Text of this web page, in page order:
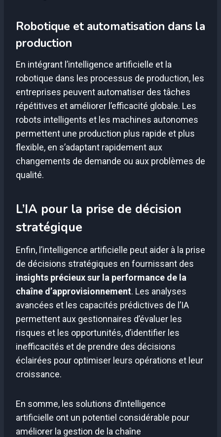
Robotique et automatisation dans la
production
En intégrant l’intelligence artificielle et la
robotique dans les processus de production, les
entreprises peuvent automatiser des tâches
répétitives et améliorer l’efficacité globale. Les
robots intelligents et les machines autonomes
permettent une production plus rapide et plus
flexible, en s’adaptant rapidement aux
changements de demande ou aux problèmes de
qualité.
L’IA pour la prise de décision
stratégique
Enfin, l’intelligence artificielle peut aider à la prise
de décisions stratégiques en fournissant des
insights précieux sur la performance de la
chaîne d’approvisionnement. Les analyses
avancées et les capacités prédictives de l’IA
permettent aux gestionnaires d’évaluer les
risques et les opportunités, d’identifier les
inefficacités et de prendre des décisions
éclairées pour optimiser leurs opérations et leur
croissance.
En somme, les solutions d’intelligence
artificielle ont un potentiel considérable pour
améliorer la gestion de la chaîne